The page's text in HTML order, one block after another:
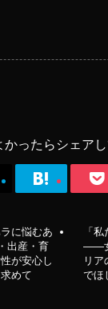
かったらシェアし
に悩むあ
出産・育
が安心し
めて
「
——
リア
でほ